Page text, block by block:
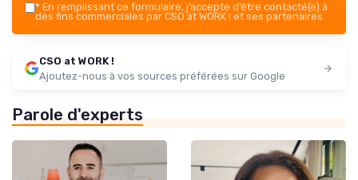
* En remplissant ce formulaire, j’accepte d’être contacté(e) à
des fins commerciales par CSO at WORK ! et ses partenaires.
CSO at WORK !
Ajoutez-nous à vos sources préférées sur Google
Parole d'experts